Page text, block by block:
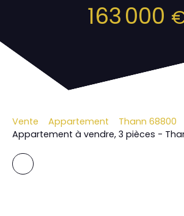
163 000
Vente Appartement
Thann 68800
Appartement à vendre, 3 pièces -